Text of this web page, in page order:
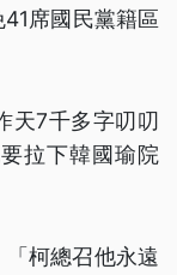
席國民黨籍區
天7千多字叨叨
拉下韓國瑜院
柯總召他永遠